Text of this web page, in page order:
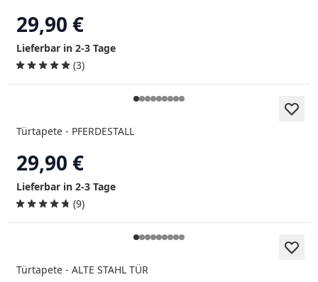
29,90 €
Lieferbar in 2-3 Tage
(3)
Türtapete - PFERDESTALL
29,90 €
Lieferbar in 2-3 Tage
(9)
Türtapete - ALTE STAHL TÜR